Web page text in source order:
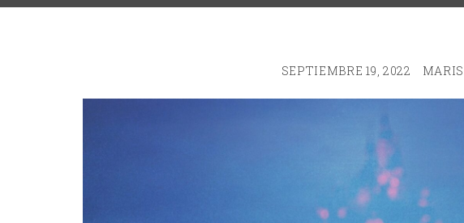
SEPTIEMBRE 19, 2022